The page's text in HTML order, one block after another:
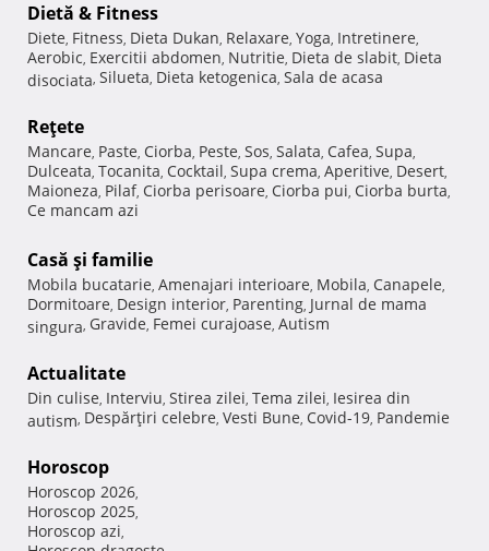
Dietă & Fitness
Diete, Fitness, Dieta Dukan, Relaxare, Yoga, Intretinere,
Aerobic, Exercitii abdomen, Nutritie, Dieta de slabit, Dieta
disociata, Silueta, Dieta ketogenica, Sala de acasa
Reţete
Mancare, Paste, Ciorba, Peste, Sos, Salata, Cafea, Supa,
Dulceata, Tocanita, Cocktail, Supa crema, Aperitive, Desert,
Maioneza, Pilaf, Ciorba perisoare, Ciorba pui, Ciorba burta,
Ce mancam azi
Casă şi familie
Mobila bucatarie, Amenajari interioare, Mobila, Canapele,
Dormitoare, Design interior, Parenting, Jurnal de mama
singura, Gravide, Femei curajoase, Autism
Actualitate
Din culise, Interviu, Stirea zilei, Tema zilei, Iesirea din
autism, Despărţiri celebre, Vesti Bune, Covid-19, Pandemie
Horoscop
Horoscop 2026,
Horoscop 2025,
Horoscop azi,